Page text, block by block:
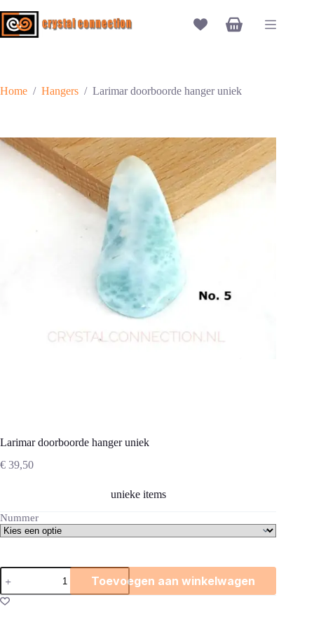
naar
de
Winkelwagen
Home / Hangers / Larimar doorboorde hanger uniek
Larimar doorboorde hanger uniek
€ 39,50
unieke items
Nummer
Larimar
doorboorde
hanger
uniek
Toevoegen aan winkelwagen